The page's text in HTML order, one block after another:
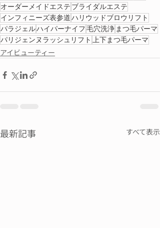
オーダーメイドエステ ブライダルエステ
インフィニーズ表参道ハリウッドブロウリフト
パラジェルハイパーナイフ毛穴洗浄 まつ毛パーマ
パリジェンヌラッシュリフト
上下まつ毛パーマ
アイビューティー
最新記事 すべて表示